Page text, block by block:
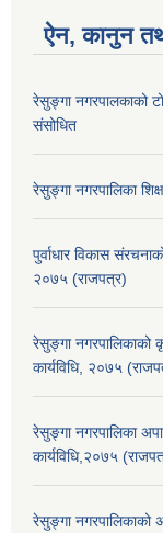
ऐन, कानुन
रेसुङ्गा नगरपालकाको
संसोधित
रेसुङ्गा नगरपालिका
पुर्वाधार विकास
२०७५ (राजपत्र)
रेसुङ्गा
कार्यविधि, २०७५
रेसुङ्गा नगरपालिका
कार्यविधि,२०७५
रेसुङ्गा नगरपालिकाको